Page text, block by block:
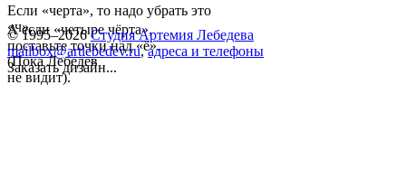
Если «черта», то надо убрать это
«ч».
А если «четыре чёрта»,
поставьте точки над «ё».
(Пока Лебедев
не видит).
© 1995–2026 Студия Артемия Лебедева
mailbox@artlebedev.ru, адреса и телефоны
Заказать дизайн...